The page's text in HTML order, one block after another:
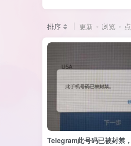
排序 更新 浏览
Telegram此号码已被封禁